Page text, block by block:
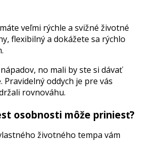
veľmi rýchle a svižné životné
flexibilný a dokážete sa rýchlo
no mali by ste si dávať
oddych je pre vás
rovnováhu.
osobnosti môže priniesť?
životného tempa vám